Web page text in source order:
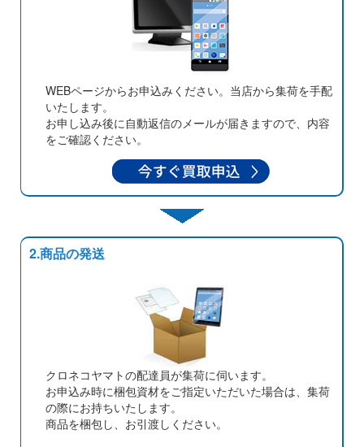
WEBページからお申込みください。当店から集荷を手配
いたします。
お申し込み後に自動返信のメールが届きますので、内容
をご確認ください。
2.商品の発送
クロネコヤマトの配達員が集荷に伺います。
お申込み時に梱包資材をご指定いただいた場合は、集荷
の際にお持ちいたします。
商品を梱包し、お引渡しください。